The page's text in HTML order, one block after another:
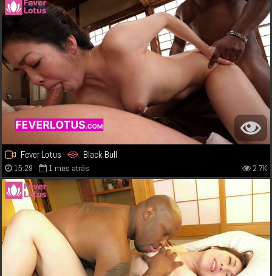
Fever Lotus Black Bull
15:29 1 mes atrás 2.7K